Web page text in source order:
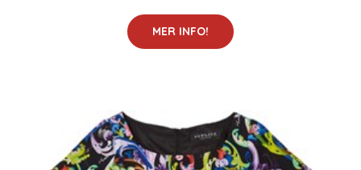
MER INFO!